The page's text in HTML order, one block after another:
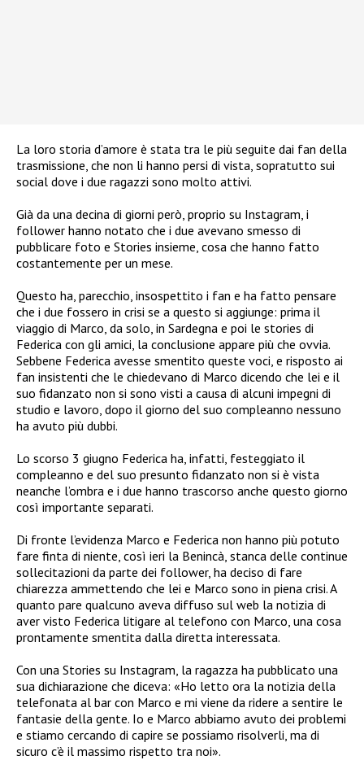
La loro storia d’amore è stata tra le più seguite dai fan della
trasmissione, che non li hanno persi di vista, sopratutto sui
social dove i due ragazzi sono molto attivi.
Già da una decina di giorni però, proprio su Instagram, i
follower hanno notato che i due avevano smesso di
pubblicare foto e Stories insieme, cosa che hanno fatto
costantemente per un mese.
Questo ha, parecchio, insospettito i fan e ha fatto pensare
che i due fossero in crisi se a questo si aggiunge: prima il
viaggio di Marco, da solo, in Sardegna e poi le stories di
Federica con gli amici, la conclusione appare più che ovvia.
Sebbene Federica avesse smentito queste voci, e risposto ai
fan insistenti che le chiedevano di Marco dicendo che lei e il
suo fidanzato non si sono visti a causa di alcuni impegni di
studio e lavoro, dopo il giorno del suo compleanno nessuno
ha avuto più dubbi.
Lo scorso 3 giugno Federica ha, infatti, festeggiato il
compleanno e del suo presunto fidanzato non si è vista
neanche l’ombra e i due hanno trascorso anche questo giorno
così importante separati.
Di fronte l’evidenza Marco e Federica non hanno più potuto
fare finta di niente, così ieri la Benincà, stanca delle continue
sollecitazioni da parte dei follower, ha deciso di fare
chiarezza ammettendo che lei e Marco sono in piena crisi. A
quanto pare qualcuno aveva diffuso sul web la notizia di
aver visto Federica litigare al telefono con Marco, una cosa
prontamente smentita dalla diretta interessata.
Con una Stories su Instagram, la ragazza ha pubblicato una
sua dichiarazione che diceva: «Ho letto ora la notizia della
telefonata al bar con Marco e mi viene da ridere a sentire le
fantasie della gente. Io e Marco abbiamo avuto dei problemi
e stiamo cercando di capire se possiamo risolverli, ma di
sicuro c’è il massimo rispetto tra noi».